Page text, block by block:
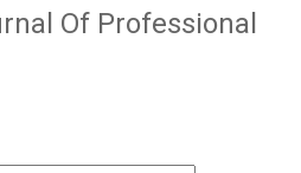
Of Professional